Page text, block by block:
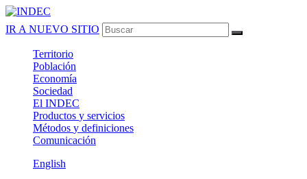
IR A NUEVO SITIO
Territorio
Población
Economía
Sociedad
El INDEC
Productos y servicios
Métodos y definiciones
Comunicación
English